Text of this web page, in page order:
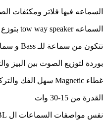
السماعه فيها فلاتر ومكثفات
السماعه tow way speaker بتوزع الـ Bass و الـ Tribble بين السماعتين
تتكون من سماعة للـ Bass و سماعه للـ Tribble
بوردة لتوزيع الصوت بين البيز
غطاء Magnetic سهل الفك والتركيب للسهولة التنظيف
القدرة من 15-30 وات
نفس مواصفات السماعات ال JBL